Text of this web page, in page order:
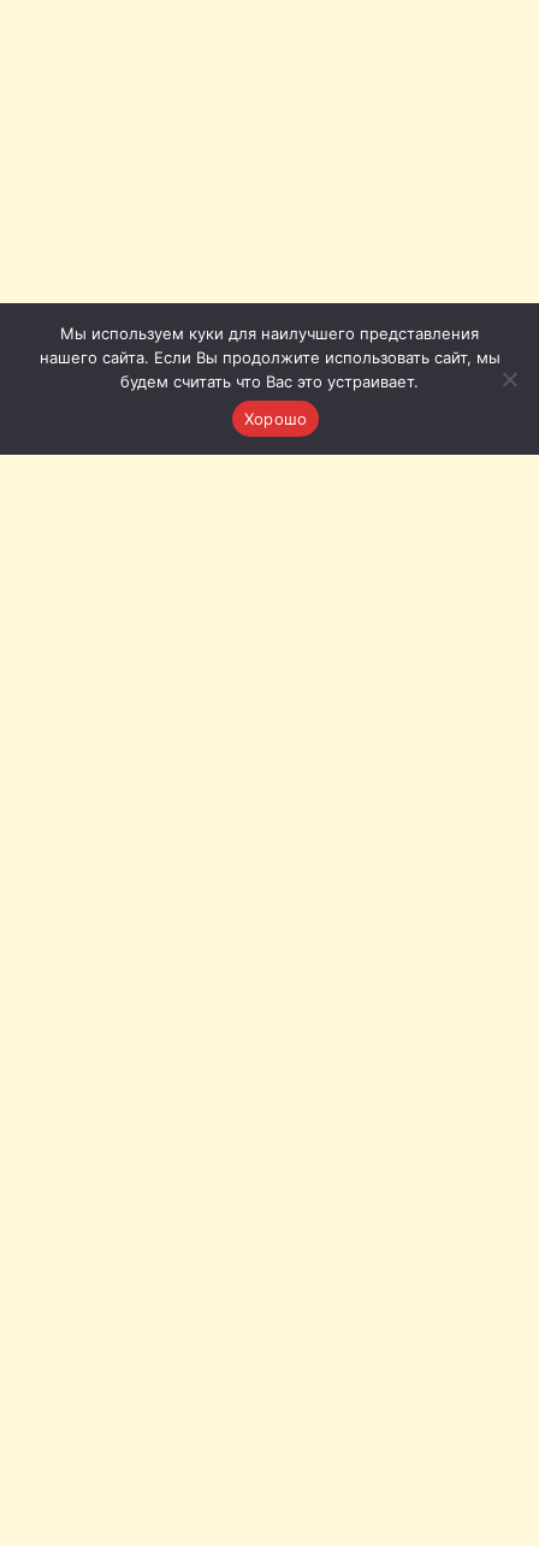
Мы используем куки для наилучшего представления
нашего сайта. Если Вы продолжите использовать сайт, мы
будем считать что Вас это устраивает.
Хорошо